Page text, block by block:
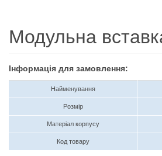
Модульна
Інформація для замовлення:
Найменування
Розмір
Матеріал корпусу
Код товару